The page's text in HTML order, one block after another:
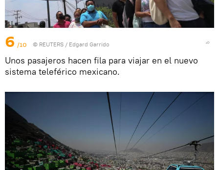
6 /10 © REUTERS / Edgard Garrido
Unos pasajeros hacen fila para viajar en el nuevo
sistema teleférico mexicano.